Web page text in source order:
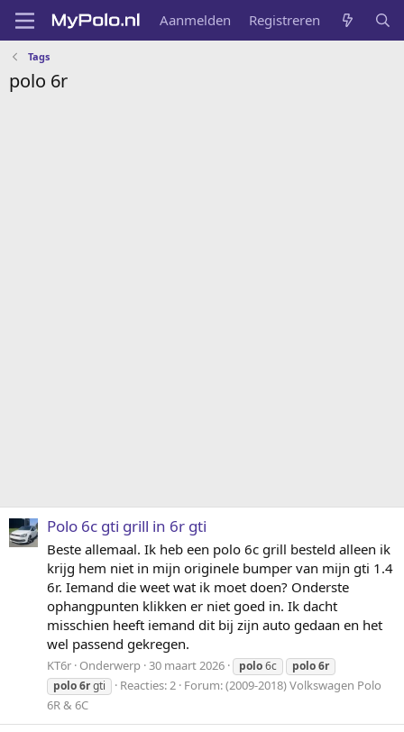
Aanmelden Registreren
Tags
polo 6r
Polo 6c gti grill in 6r gti
Beste allemaal. Ik heb een polo 6c grill besteld alleen ik
krijg hem niet in mijn originele bumper van mijn gti 1.4
6r. Iemand die weet wat ik moet doen? Onderste
ophangpunten klikken er niet goed in. Ik dacht
misschien heeft iemand dit bij zijn auto gedaan en het
wel passend gekregen.
KT6r Onderwerp 30 maart 2026 polo6c polo6r
polo6rgti Reacties: 2 Forum:(2009-2018) Volkswagen Polo
6R & 6C